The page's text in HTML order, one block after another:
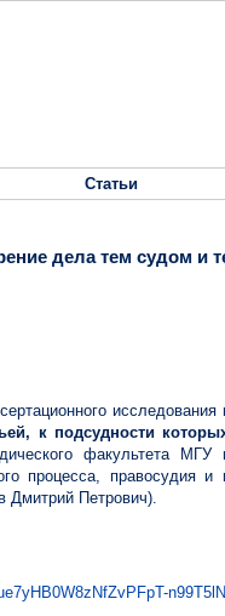
Статьи
дела тем судом и
исследования
к подсудности
факультета
процесса, правосудия и
Дмитрий Петрович).